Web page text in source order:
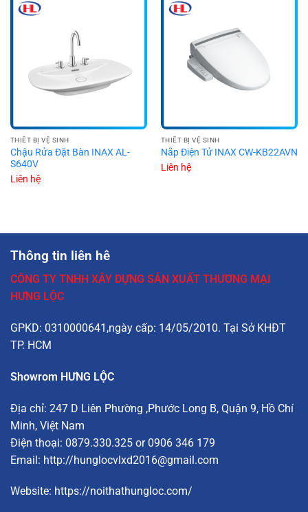
THIẾT BỊ VỆ SINH
Chậu Rửa Đặt Bàn INAX AL-
S640V
Liên hệ
THIẾT BỊ VỆ SINH
Nắp Điện Tử INAX CW-KB22AVN
Liên hệ
Thông tin liên hê
CÔNG TY TNHH XÂY DỰNG SẢN XUẤT THƯƠNG MẠI
HƯNG LỘC
GPKD: 0310000641,ngày cấp: 14/05/2010. Tại Sở KHĐT
TP. HCM
Showrom HƯNG LỘC
Địa chỉ: 247 D Liên Phường ,Phước Long B, Quận 9, Hồ Chí
Minh, Việt Nam
Điện thoại: 0879.330.325 or 0906 346 179
Email: http://hunglocvlxd2016@gmail.com
Website: https://noithathungloc.com/